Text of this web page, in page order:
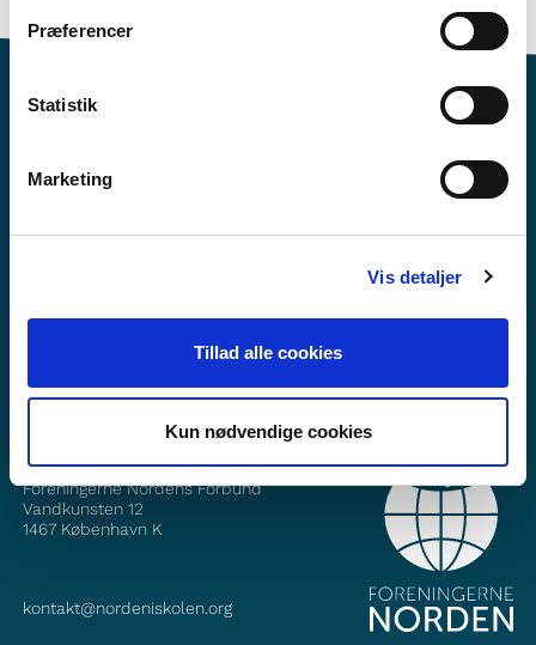
Præferencer
Statistik
Marketing
Vis detaljer
Tillad alle cookies
Kun nødvendige cookies
Følg oss på Instagram
KONTAKT
Foreningerne Nordens Forbund
Vandkunsten 12
1467 København K
kontakt@nordeniskolen.org